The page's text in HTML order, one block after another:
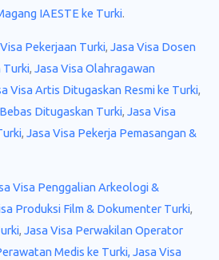
IAESTE ke Turki.
Pekerjaan Turki, Jasa Visa Dosen
Turki, Jasa Visa Olahragawan
Visa Artis Ditugaskan Resmi ke Turki,
Ditugaskan Turki, Jasa Visa
, Jasa Visa Pekerja Pemasangan &
Visa Penggalian Arkeologi &
Produksi Film & Dokumenter Turki,
, Jasa Visa Perwakilan Operator
Medis ke Turki, Jasa Visa